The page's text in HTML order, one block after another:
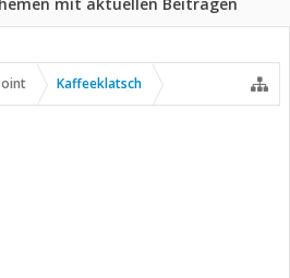
Kaffeeklatsch